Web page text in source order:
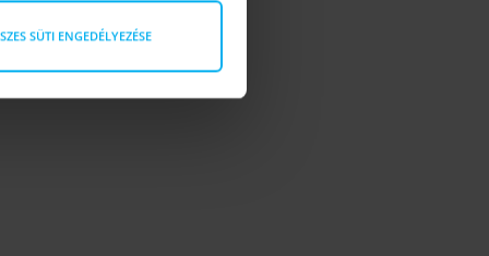
SÜTI ENGEDÉLYEZÉSE